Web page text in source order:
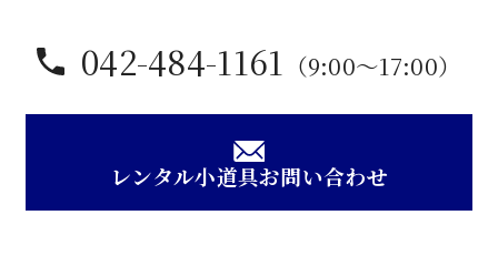
042-484-1161 （9:00〜17:00）
レンタル小道具お問い合わせ